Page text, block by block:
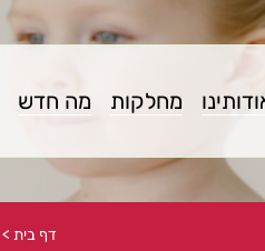
מחלקות מה חדש
דף בית >